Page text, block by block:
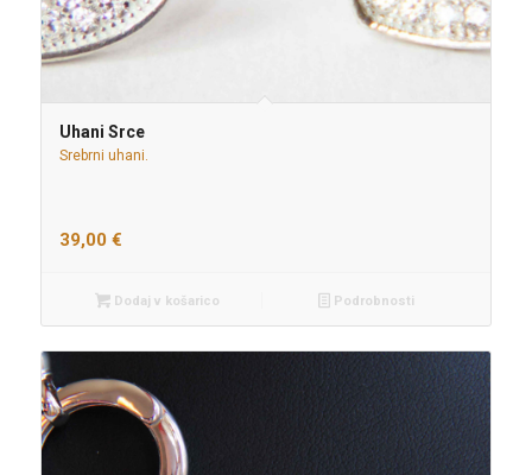
Uhani Srce
Srebrni uhani.
39,00 €
Dodaj v košarico Podrobnosti